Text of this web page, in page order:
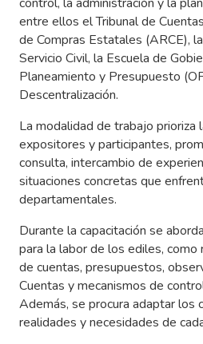
entre ellos el Tribunal de
de Compras Estatales (ARCE),
Servicio Civil, la Escuela de
Planeamiento y Presupuesto
Descentralización.
La modalidad de trabajo prioriza
expositores y participantes,
consulta, intercambio de
situaciones concretas que
departamentales.
Durante la capacitación se
para la labor de los ediles,
de cuentas, presupuestos,
Cuentas y mecanismos de
Además, se procura adaptar los
realidades y necesidades de